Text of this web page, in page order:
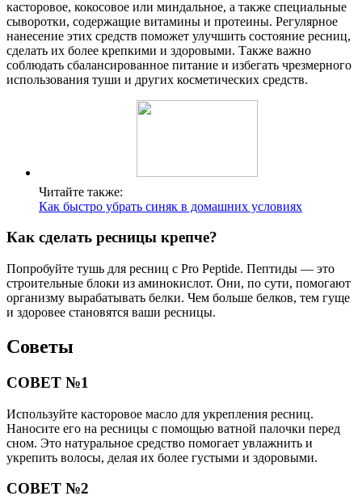
касторовое, кокосовое или миндальное, а также специальные
сыворотки, содержащие витамины и протеины. Регулярное
нанесение этих средств поможет улучшить состояние ресниц,
сделать их более крепкими и здоровыми. Также важно
соблюдать сбалансированное питание и избегать чрезмерного
использования туши и других косметических средств.
Читайте также:
Как быстро убрать синяк в домашних условиях
Как сделать ресницы крепче?
Попробуйте тушь для ресниц с Pro Peptide. Пептиды — это
строительные блоки из аминокислот. Они, по сути, помогают
организму вырабатывать белки. Чем больше белков, тем гуще
и здоровее становятся ваши ресницы.
Советы
СОВЕТ №1
Используйте касторовое масло для укрепления ресниц.
Наносите его на ресницы с помощью ватной палочки перед
сном. Это натуральное средство помогает увлажнить и
укрепить волосы, делая их более густыми и здоровыми.
СОВЕТ №2